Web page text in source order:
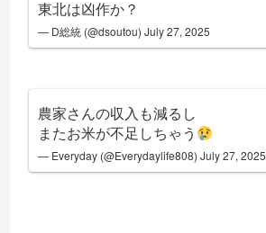
東北は凶作か？
— D総統 (@dsoutou)July 27, 2025
農家さんの収入も減るし
またお米が不足しちゃう
— Everyday (@Everydaylife808)July 27, 2025